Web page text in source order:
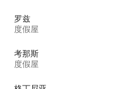
罗兹
度假屋
考那斯
度假屋